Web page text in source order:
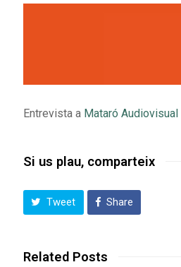
Entrevista a Mataró Audiovisual
Si us plau, comparteix
Tweet Share
Related Posts